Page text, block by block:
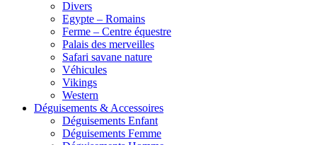
Divers
Egypte – Romains
Ferme – Centre équestre
Palais des merveilles
Safari savane nature
Véhicules
Vikings
Western
Déguisements & Accessoires
Déguisements Enfant
Déguisements Femme